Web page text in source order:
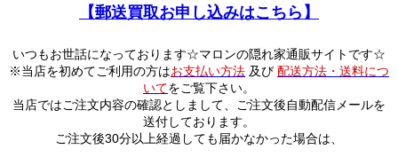
【郵送買取お申し込みはこちら】
いつもお世話になっております☆マロンの隠れ家通販サイトです☆
※当店を初めてご利用の方はお支払い方法 及び 配送方法・送料につ
いてをご覧下さい。
当店ではご注文内容の確認としまして、ご注文後自動配信メールを
送付しております。
ご注文後30分以上経過しても届かなかった場合は、